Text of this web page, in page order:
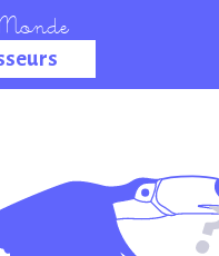
La salle des